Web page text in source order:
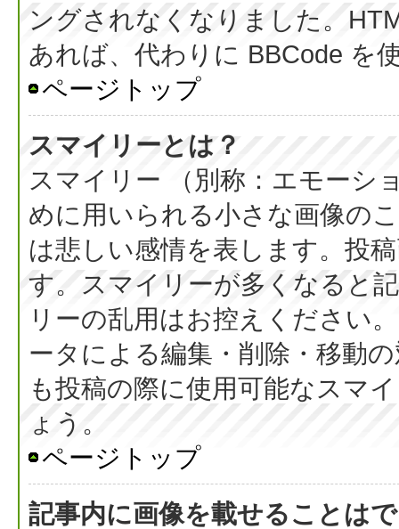
ングされなくなりました。
あれば、代わりに BBCode を
ページトップ
スマイリーとは？
スマイリー （別称：エモーシ
めに用いられる小さな画像の
は悲しい感情を表します。投
す。スマイリーが多くなると
リーの乱用はお控えください
ータによる編集・削除・移動
も投稿の際に使用可能なスマ
ょう。
ページトップ
記事内に画像を載せることは